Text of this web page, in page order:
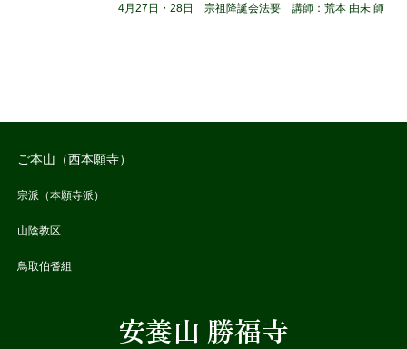
4月27日・28日 宗祖降誕会法要 講師：荒本 由未 師
ご本山（西本願寺）
宗派（本願寺派）
山陰教区
鳥取伯耆組
安養山 勝福寺